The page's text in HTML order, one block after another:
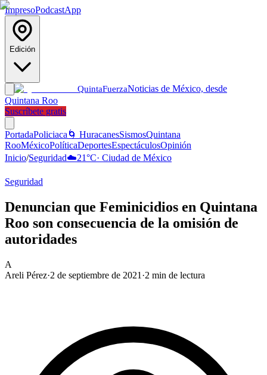
ImpresoPodcastApp
Edición
QuintaFuerzaNoticias de México, desde
Quintana Roo
Suscríbete gratis
PortadaPoliciaca 🌀 HuracanesSismosQuintana
RooMéxicoPolíticaDeportesEspectáculosOpinión
Inicio/Seguridad☁️21°C· Ciudad de México
Seguridad
Denuncian que Feminicidios en Quintana
Roo son consecuencia de la omisión de
autoridades
A
Areli Pérez·2 de septiembre de 2021 ·2 min de lectura